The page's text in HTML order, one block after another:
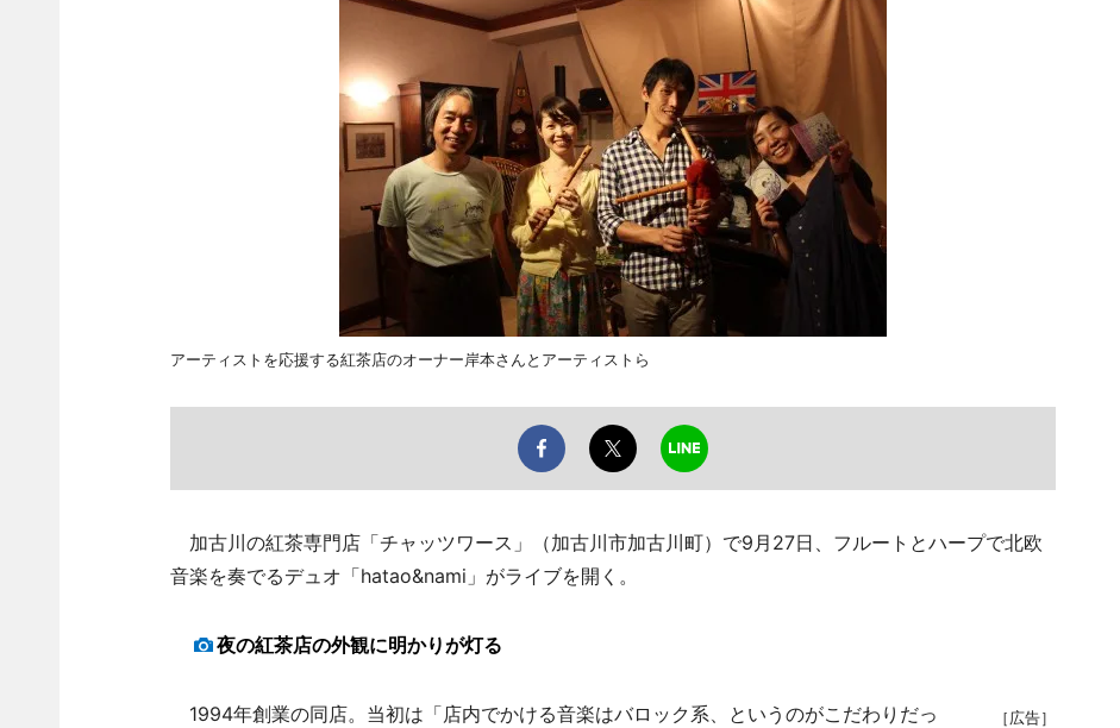
アーティストを応援する紅茶店のオーナー岸本さんとアーティストら
加古川の紅茶専門店「チャッツワース」（加古川市加古川町）で9月27日、フルートとハープで北欧
音楽を奏でるデュオ「hatao&nami」がライブを開く。
夜の紅茶店の外観に明かりが灯る
［広告］
1994年創業の同店。当初は「店内でかける音楽はバロック系、というのがこだわりだっ